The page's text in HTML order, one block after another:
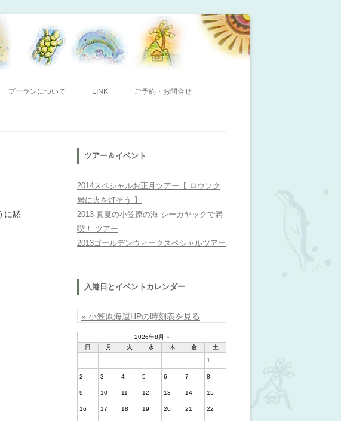
宿
プーランについて LINK ご予約・お問合せ
に黙
ツアー＆イベント
2014スペシャルお正月ツアー【 ロウソク
岩に火を灯そう 】
2013 真夏の小笠原の海 シーカヤックで満
喫！ ツアー
2013ゴールデンウィークスペシャルツアー
入港日とイベントカレンダー
» 小笠原海運HPの時刻表を見る
2026年8月 »
日
月 火 水 木 金
土
1
2 3 4 5 6 7 8
9 10 11 12 13 14 15
16 17 18 19 20 21 22